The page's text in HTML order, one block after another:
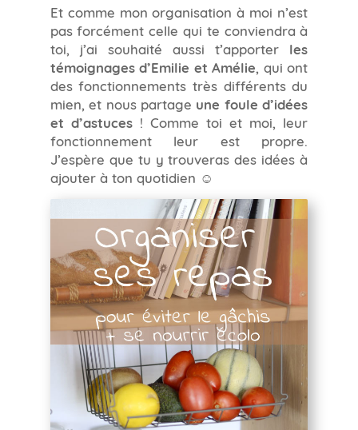
Et comme mon organisation à moi n’est
pas forcément celle qui te conviendra à
toi, j’ai souhaité aussi t’apporter les
témoignages d’Emilie et Amélie , qui ont
des fonctionnements très différents du
mien, et nous partage une foule d’idées
et d’astuces! Comme toi et moi, leur
fonctionnement leur est propre.
J’espère que tu y trouveras des idées à
ajouter à ton quotidien ☺